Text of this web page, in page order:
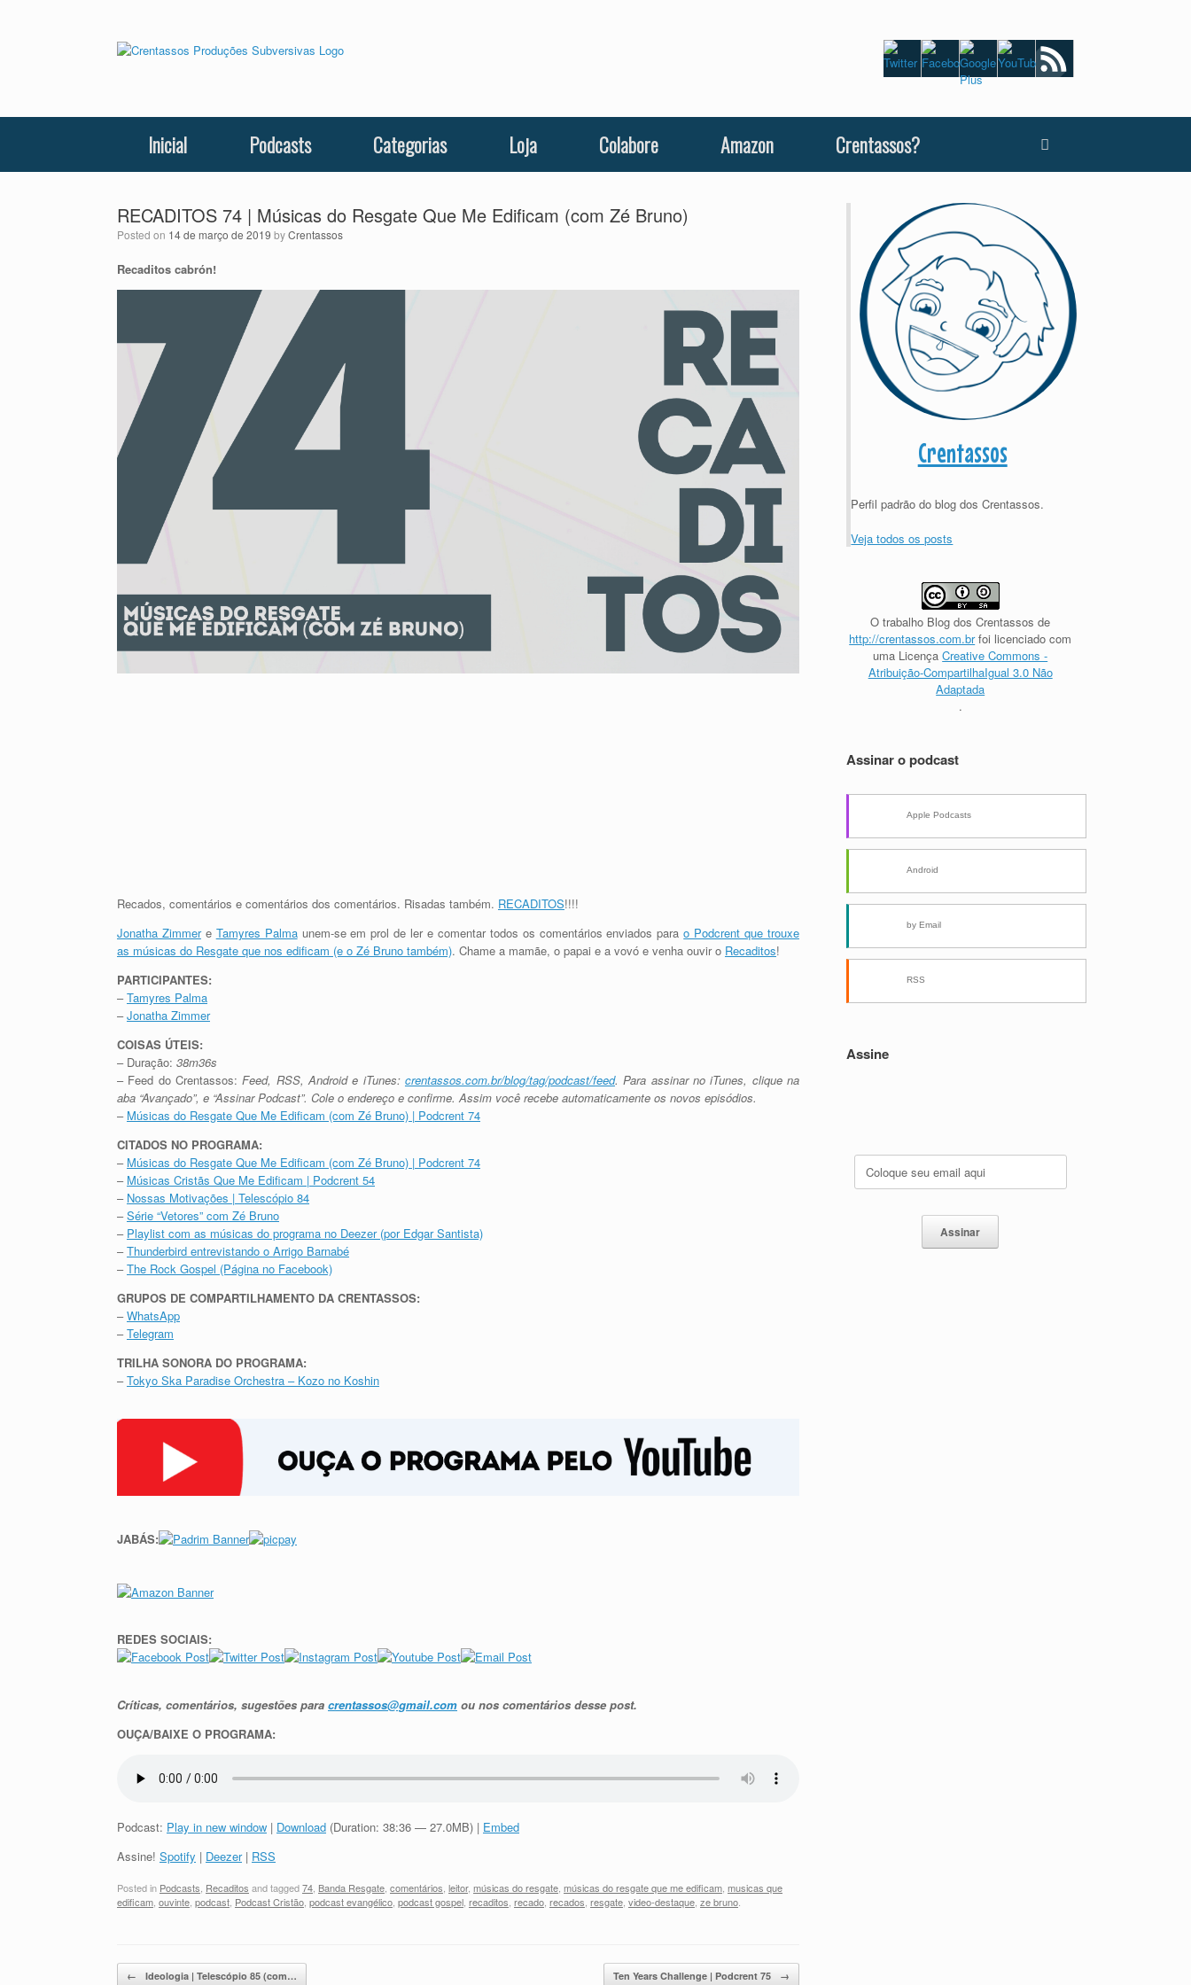
Inicial Podcasts Categorias Loja Colabore Amazon Crentassos?
RECADITOS 74 | Músicas do Resgate Que Me Edificam (com Zé Bruno)
Posted on 14 de março de 2019 byCrentassos
Recaditos cabrón!
Recados, comentários e comentários dos comentários. Risadas também. RECADITOS!!!!
Jonatha Zimmere Tamyres Palmaunem-se em prol de ler e comentar todos os comentários enviados parao Podcrent que trouxe
as músicas do Resgate que nos edificam (e o Zé Bruno também). Chame a mamãe, o papai e a vovó e venha ouvir o Recaditos!
PARTICIPANTES:
–Tamyres Palma
–Jonatha Zimmer
COISAS ÚTEIS:
– Duração: 38m36s
– Feed do Crentassos:Feed, RSS, Android e iTunes: crentassos.com.br/blog/tag/podcast/feed. Para assinar no iTunes, clique na
aba “Avançado”, e “Assinar Podcast”. Cole o endereço e confirme. Assim você recebe automaticamente os novos episódios.
– Músicas do Resgate Que Me Edificam (com Zé Bruno) | Podcrent 74
CITADOS NO PROGRAMA:
– Músicas do Resgate Que Me Edificam (com Zé Bruno) | Podcrent 74
– Músicas Cristãs Que Me Edificam | Podcrent 54
– Nossas Motivações | Telescópio 84
–Série “Vetores” com Zé Bruno
– Playlist com as músicas do programa no Deezer (por Edgar Santista)
–Thunderbird entrevistando o Arrigo Barnabé
–The Rock Gospel (Página no Facebook)
GRUPOS DE COMPARTILHAMENTO DA CRENTASSOS:
–WhatsApp
–Telegram
TRILHA SONORA DO PROGRAMA:
–Tokyo Ska Paradise Orchestra – Kozo no Koshin
JABÁS:
REDES SOCIAIS:
Críticas, comentários, sugestões para crentassos@gmail.com ou nos comentários desse post.
OUÇA/BAIXE O PROGRAMA:
Podcast: Play in new window | Download (Duration: 38:36 — 27.0MB) | Embed
Assine! Spotify | Deezer| RSS
Posted in Podcasts Recaditos and tagged74 Banda Resgate comentários leitor, músicas do resgate músicas do resgate que me edificam musicas que
edificam ouvinte podcast Podcast Cristão podcast evangélico podcast gospel recaditos recado recados resgate video-destaque ze bruno
Post navigation
← Ideologia | Telescópio 85 (com… Ten Years Challenge | Podcrent 75 →
Crentassos
Perfil padrão do blog dos Crentassos.
Veja todos os posts
O trabalho Blog dos Crentassos de
http://crentassos.com.brfoi licenciado com
uma LicençaCreative Commons -
Atribuição-CompartilhaIgual 3.0 Não
Adaptada
.
Assinar o podcast
Apple Podcasts
Android
by Email
RSS
Assine